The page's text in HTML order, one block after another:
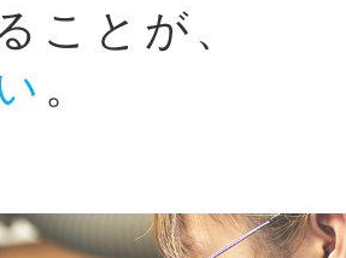
ことが、
。